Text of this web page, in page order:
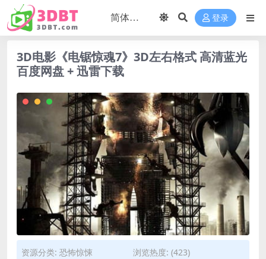
登录
3D电影《电锯惊魂7》3D左右格式 高清蓝光
百度网盘 + 迅雷下载
资源分类: 恐怖惊悚
浏览热度: (423)